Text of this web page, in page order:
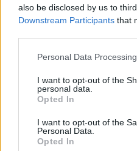
also be disclosed by us to
Downstream Participants that
Please note that this website/
not limited to your visit or
grant or deny consent to
use your data for below
consent section.
Personal Data
I want to opt-out of the
personal data.
Opted In
I want to opt-out of the
Personal Data.
Opted In
Eventos culturales
el verano de 2026